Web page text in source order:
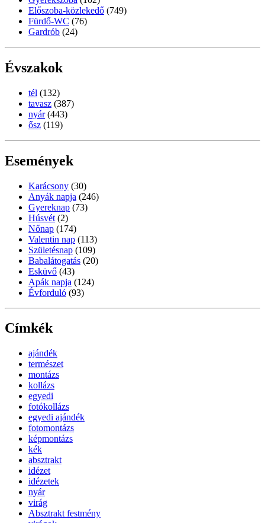
Előszoba-közlekedő (749)
Fürdő-WC (76)
Gardrób (24)
Évszakok
tél (132)
tavasz (387)
nyár (443)
ősz (119)
Események
Karácsony (30)
Anyák napja (246)
Gyereknap (73)
Húsvét (2)
Nőnap (174)
Valentin nap (113)
Születésnap (109)
Babalátogatás (20)
Esküvő (43)
Apák napja (124)
Évforduló (93)
Címkék
ajándék
természet
montázs
kollázs
egyedi
fotókollázs
egyedi ajándék
fotomontázs
képmontázs
kék
absztrakt
idézet
idézetek
nyár
virág
Absztrakt festmény